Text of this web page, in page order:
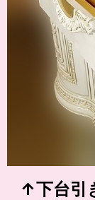
↑下台引